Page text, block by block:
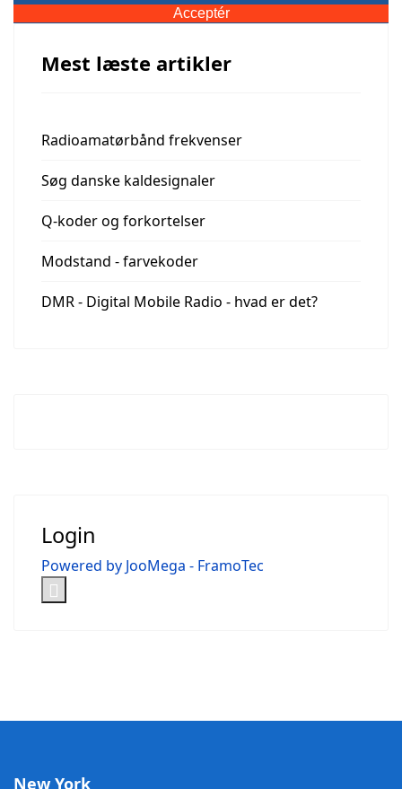
Acceptér
Mest læste artikler
Radioamatørbånd frekvenser
Søg danske kaldesignaler
Q-koder og forkortelser
Modstand - farvekoder
DMR - Digital Mobile Radio - hvad er det?
Login
Powered by JooMega - FramoTec
New York